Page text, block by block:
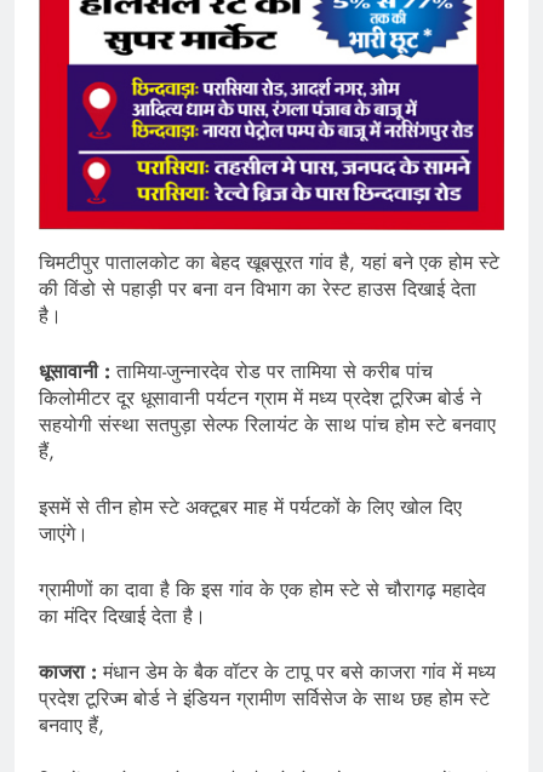
चिमटीपुर पातालकोट का बेहद खूबसूरत गांव है, यहां बने एक होम स्टे
की विंडो से पहाड़ी पर बना वन विभाग का रेस्ट हाउस दिखाई देता
है।
धूसावानी : तामिया-जुन्नारदेव रोड पर तामिया से करीब पांच
किलोमीटर दूर धूसावानी पर्यटन ग्राम में मध्य प्रदेश टूरिज्म बोर्ड ने
सहयोगी संस्था सतपुड़ा सेल्फ रिलायंट के साथ पांच होम स्टे बनवाए
हैं,
इसमें से तीन होम स्टे अक्टूबर माह में पर्यटकों के लिए खोल दिए
जाएंगे।
ग्रामीणों का दावा है कि इस गांव के एक होम स्टे से चौरागढ़ महादेव
का मंदिर दिखाई देता है।
काजरा : मंधान डेम के बैक वॉटर के टापू पर बसे काजरा गांव में मध्य
प्रदेश टूरिज्म बोर्ड ने इंडियन ग्रामीण सर्विसेज के साथ छह होम स्टे
बनवाए हैं,